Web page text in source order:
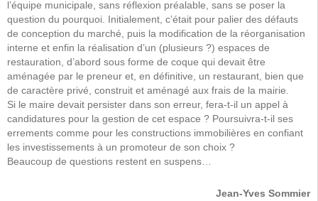
l’équipe municipale, sans réflexion préalable, sans se poser la
question du pourquoi. Initialement, c’était pour palier des défauts
de conception du marché, puis la modification de la réorganisation
interne et enfin la réalisation d’un (plusieurs ?) espaces de
restauration, d’abord sous forme de coque qui devait être
aménagée par le preneur et, en définitive, un restaurant, bien que
de caractère privé, construit et aménagé aux frais de la mairie.
Si le maire devait persister dans son erreur, fera-t-il un appel à
candidatures pour la gestion de cet espace ? Poursuivra-t-il ses
errements comme pour les constructions immobilières en confiant
les investissements à un promoteur de son choix ?
Beaucoup de questions restent en suspens…
Jean-Yves Sommier